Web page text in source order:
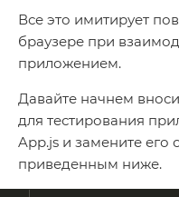
Все это имитирует
браузере при
приложением.
Давайте начнем
для тестирования
App.js и замените
приведенным ниже.